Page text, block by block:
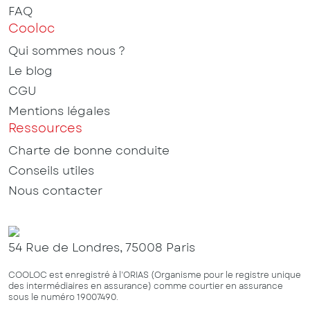
FAQ
Cooloc
Qui sommes nous ?
Le blog
CGU
Mentions légales
Ressources
Charte de bonne conduite
Conseils utiles
Nous contacter
54 Rue de Londres, 75008 Paris
COOLOC est enregistré à l’ORIAS (Organisme pour le registre unique
des intermédiaires en assurance) comme courtier en assurance
sous le numéro 19007490.